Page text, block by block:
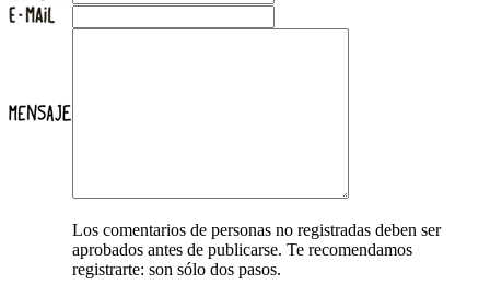
Los comentarios de personas no registradas deben ser
aprobados antes de publicarse. Te recomendamos
registrarte: son sólo dos pasos.